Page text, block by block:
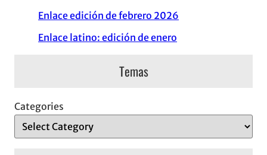
Enlace edición de febrero 2026
Enlace latino: edición de enero
Temas
Categories